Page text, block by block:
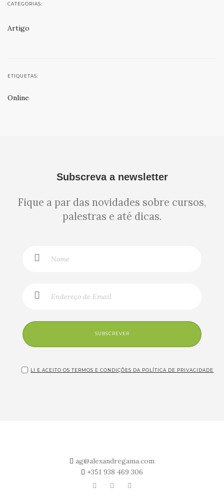
CATEGORIAS:
Artigo
ETIQUETAS:
Online
Subscreva a newsletter
Fique a par das novidades sobre cursos,
palestras e até dicas.
SUBSCREVER
LI E ACEITO OS TERMOS E CONDIÇÕES DA POLÍTICA DE PRIVACIDADE
ag@alexandregama.com
+351 938 469 306